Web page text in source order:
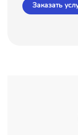
Заказать